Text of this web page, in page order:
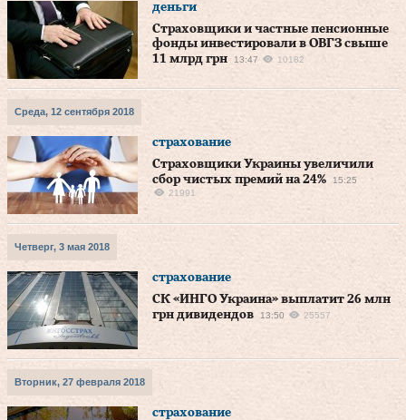
деньги
Страховщики и частные пенсионные
фонды инвестировали в ОВГЗ свыше
11 млрд грн
13:47 10182
Среда, 12 сентября 2018
страхование
Страховщики Украины увеличили
сбор чистых премий на 24%
15:25
21991
Четверг, 3 мая 2018
страхование
СК «ИНГО Украина» выплатит 26 млн
грн дивидендов
13:50 25557
Вторник, 27 февраля 2018
страхование